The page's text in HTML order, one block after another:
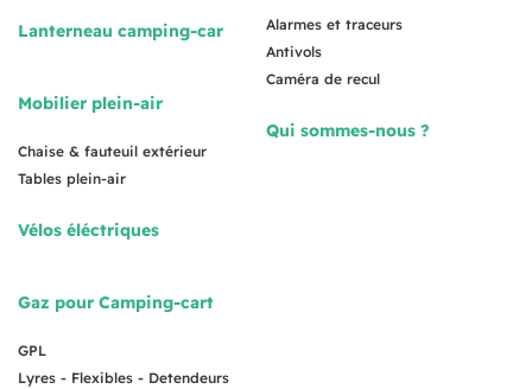
Lanterneau camping-car
Mobilier plein-air
Chaise & fauteuil extérieur
Tables plein-air
Vélos éléctriques
Gaz pour Camping-cart
GPL
Lyres - Flexibles - Detendeurs
Alarmes et traceurs
Antivols
Caméra de recul
Qui sommes-nous ?